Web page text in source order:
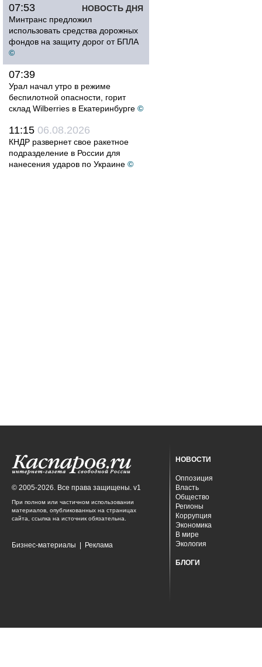
НОВОСТЬ ДНЯ
07:53
Минтранс предложил
использовать средства дорожных
фондов на защиту дорог от БПЛА
©
07:39
Урал начал утро в режиме
беспилотной опасности, горит
склад Wilberries в Екатеринбурге ©
11:15 06.08.2026
КНДР развернет свое ракетное
подразделение в России для
нанесения ударов по Украине ©
© 2005-2026. Все права защищены. v1
При полном или частичном использовании
материалов, опубликованных на страницах
сайта, ссылка на источник обязательна.
Бизнес-материалы Реклама
НОВОСТИ
Оппозиция
Власть
Общество
Регионы
Коррупция
Экономика
В мире
Экология
БЛОГИ